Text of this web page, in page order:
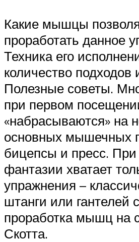
Какие мышцы
проработать данное
Техника его
количество подходов
Полезные советы.
при первом
«набрасываются» на
основных мышечных
бицепсы и пресс. При
фантазии хватает
упражнения –
штанги или гантелей
проработка мышц на
Скотта.